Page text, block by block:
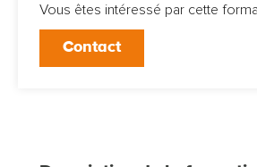
Vous êtes intéressé par cette
Contact